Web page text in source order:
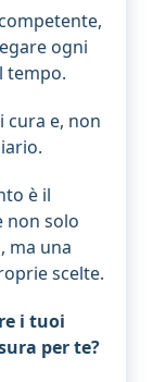
ogni
tempo.
cura e, non
è il
non solo
ma una
scelte.
i tuoi
per te?